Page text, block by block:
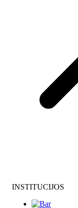
INSTITUCIJOS